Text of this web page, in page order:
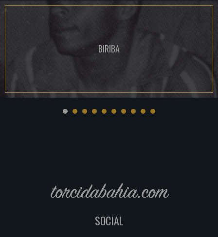
BIRIBA
torcidabahia.com
SOCIAL